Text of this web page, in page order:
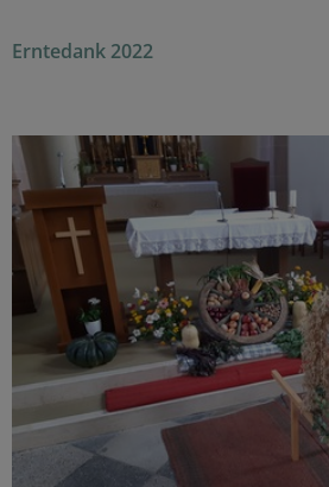
Erntedank 2022